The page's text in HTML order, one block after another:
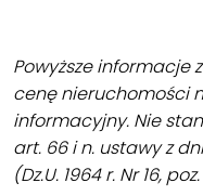
Powyższe informacje
cenę nieruchomości
informacyjny. Nie
art. 66 i n. ustawy z
(Dz.U. 1964 r. Nr 16,